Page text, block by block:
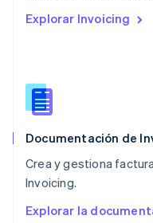
Explorar Invoicing
Documentación de
Crea y gestiona
Invoicing.
Explorar la
NederlandsEnglish
Português
RAE de Hong Kong,
Reino Unido
República Checa
English
English